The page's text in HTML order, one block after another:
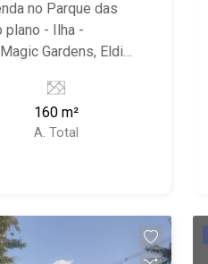
no Parque das
plano - Ilha -
Gardens, Eldi
160 m²
A. Total